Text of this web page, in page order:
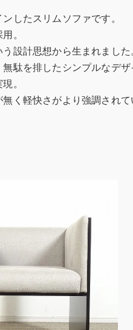
したスリムソファです。
。
設計思想から生まれました
駄を排したシンプルなデザ
。
く軽快さがより強調されて